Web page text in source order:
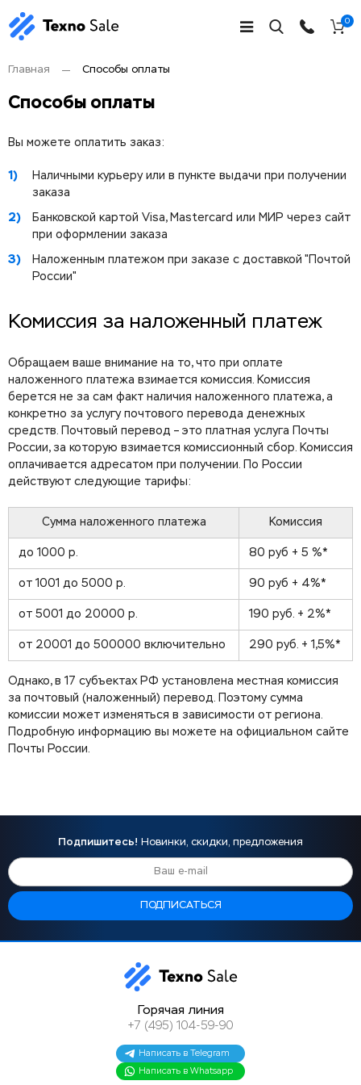
0
Главная Способы оплаты
Способы оплаты
Вы можете оплатить заказ:
Наличными курьеру или в пункте выдачи при получении
заказа
Банковской картой Visa, Mastercard или МИР через сайт
при оформлении заказа
Наложенным платежом при заказе с доставкой "Почтой
России"
Комиссия за наложенный платеж
Обращаем ваше внимание на то, что при оплате
наложенного платежа взимается комиссия. Комиссия
берется не за сам факт наличия наложенного платежа, а
конкретно за услугу почтового перевода денежных
средств. Почтовый перевод – это платная услуга Почты
России, за которую взимается комиссионный сбор. Комиссия
оплачивается адресатом при получении. По России
действуют следующие тарифы:
Сумма наложенного платежа Комиссия
до 1000 р. 80 руб + 5 %*
от 1001 до 5000 р. 90 руб + 4%*
от 5001 до 20000 р. 190 руб. + 2%*
от 20001 до 500000 включительно 290 руб. + 1,5%*
Однако, в 17 субъектах РФ установлена местная комиссия
за почтовый (наложенный) перевод. Поэтому сумма
комиссии может изменяться в зависимости от региона.
Подробную информацию вы можете на официальном сайте
Почты России.
Подпишитесь! Новинки, скидки, предложения
Горячая линия
+7 (495) 104-59-90
Написать в Telegram
Написать в Whatsapp